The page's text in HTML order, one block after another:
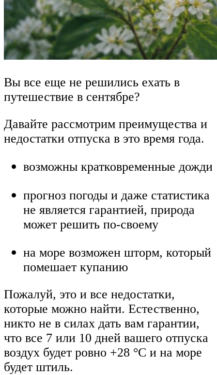
Вы все еще не решились ехать в
путешествие в сентябре?
Давайте рассмотрим преимущества и
недостатки отпуска в это время года.
возможны кратковременные дожди
прогноз погоды и даже статистика
не является гарантией, природа
может решить по-своему
на море возможен шторм, который
помешает купанию
Пожалуй, это и все недостатки,
которые можно найти. Естественно,
никто не в силах дать вам гарантии,
что все 7 или 10 дней вашего отпуска
воздух будет ровно +28 °C и на море
будет штиль.